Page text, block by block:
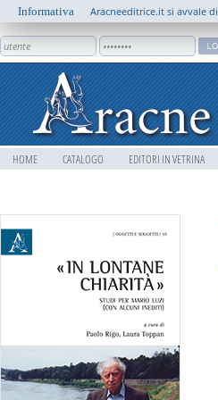
HOME CATALOGO EDITORI IN VETRINA
Informativa Aracneeditrice.it si avvale